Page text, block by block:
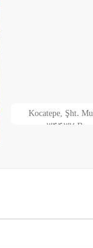
Kocatepe, Şht.
34437